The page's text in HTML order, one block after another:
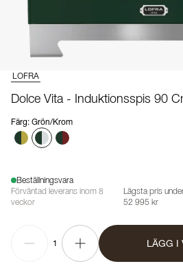
LOFRA
Dolce Vita - Induktionsspis 90
Färg: Grön/Krom
Beställningsvara
Förväntad leverans inom 8
veckor
Lägsta pris
52 995 kr
1 LÄGG I